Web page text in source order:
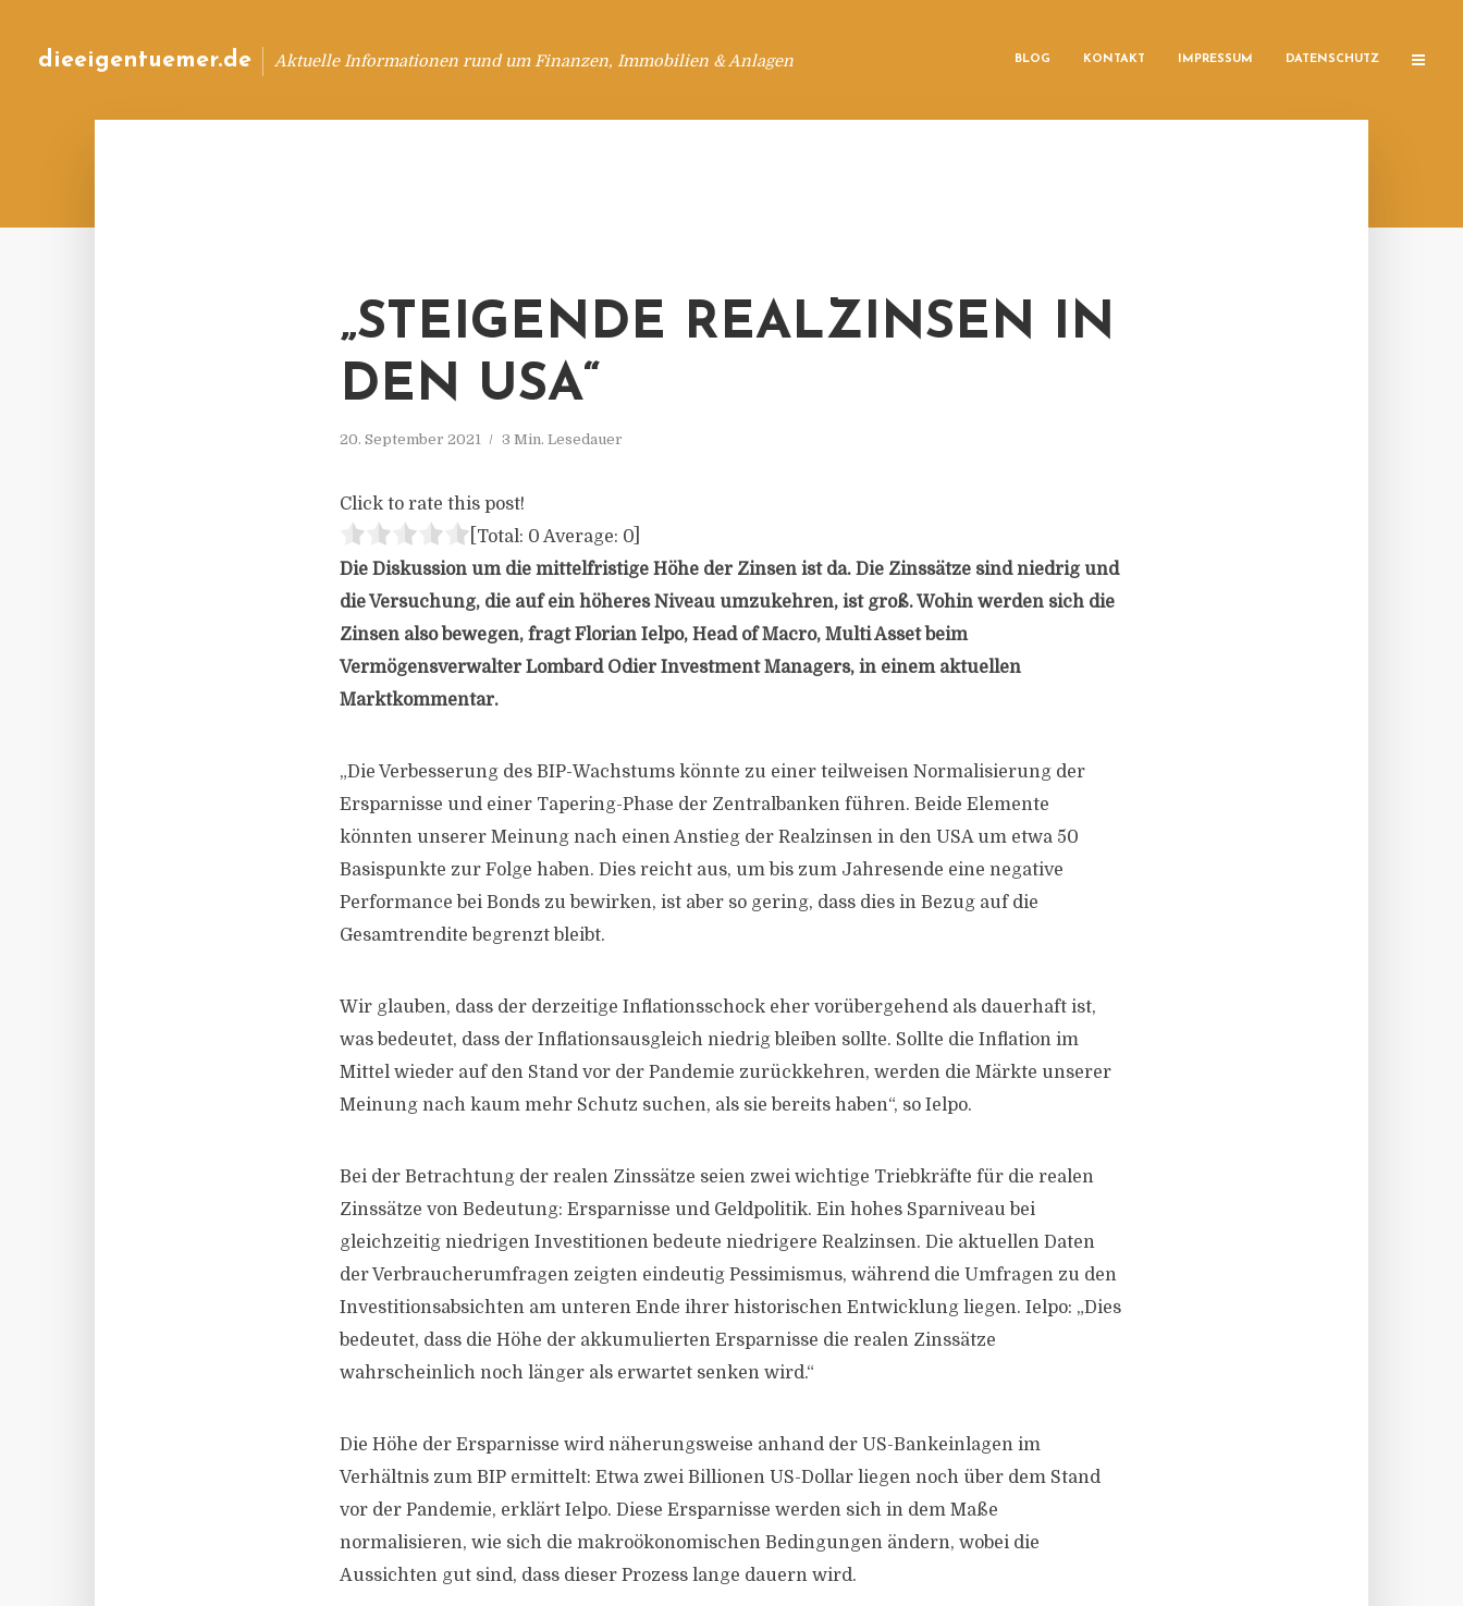
dieeigentuemer.de Aktuelle Informationen rund um Finanzen, Immobilien & Anlagen BLOG KONTAKT IMPRESSUM DATENSCHUTZ
„STEIGENDE REALZINSEN IN
DEN USA“
20. September 2021 3 Min. Lesedauer
Click to rate this post!
[Total: 0 Average: 0
Die Diskussion um die mittelfristige Höhe der Zinsen ist da. Die Zinssätze sind niedrig und
die Versuchung, die auf ein höheres Niveau umzukehren, ist groß. Wohin werden sich die
Zinsen also bewegen, fragt Florian Ielpo, Head of Macro, Multi Asset beim
Vermögensverwalter Lombard Odier Investment Managers, in einem aktuellen
Marktkommentar.
„Die Verbesserung des BIP-Wachstums könnte zu einer teilweisen Normalisierung der
Ersparnisse und einer Tapering-Phase der Zentralbanken führen. Beide Elemente
könnten unserer Meinung nach einen Anstieg der Realzinsen in den USA um etwa 50
Basispunkte zur Folge haben. Dies reicht aus, um bis zum Jahresende eine negative
Performance bei Bonds zu bewirken, ist aber so gering, dass dies in Bezug auf die
Gesamtrendite begrenzt bleibt.
Wir glauben, dass der derzeitige Inflationsschock eher vorübergehend als dauerhaft ist,
was bedeutet, dass der Inflationsausgleich niedrig bleiben sollte. Sollte die Inflation im
Mittel wieder auf den Stand vor der Pandemie zurückkehren, werden die Märkte unserer
Meinung nach kaum mehr Schutz suchen, als sie bereits haben“, so Ielpo.
Bei der Betrachtung der realen Zinssätze seien zwei wichtige Triebkräfte für die realen
Zinssätze von Bedeutung: Ersparnisse und Geldpolitik. Ein hohes Sparniveau bei
gleichzeitig niedrigen Investitionen bedeute niedrigere Realzinsen. Die aktuellen Daten
der Verbraucherumfragen zeigten eindeutig Pessimismus, während die Umfragen zu den
Investitionsabsichten am unteren Ende ihrer historischen Entwicklung liegen. Ielpo: „Dies
bedeutet, dass die Höhe der akkumulierten Ersparnisse die realen Zinssätze
wahrscheinlich noch länger als erwartet senken wird.“
Die Höhe der Ersparnisse wird näherungsweise anhand der US-Bankeinlagen im
Verhältnis zum BIP ermittelt: Etwa zwei Billionen US-Dollar liegen noch über dem Stand
vor der Pandemie, erklärt Ielpo. Diese Ersparnisse werden sich in dem Maße
normalisieren, wie sich die makroökonomischen Bedingungen ändern, wobei die
Aussichten gut sind, dass dieser Prozess lange dauern wird.